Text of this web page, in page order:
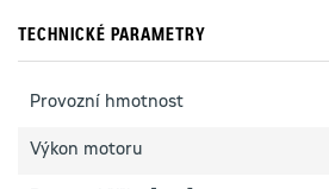
TECHNICKÉ PARAMETRY
Provozní hmotnost
Výkon motoru